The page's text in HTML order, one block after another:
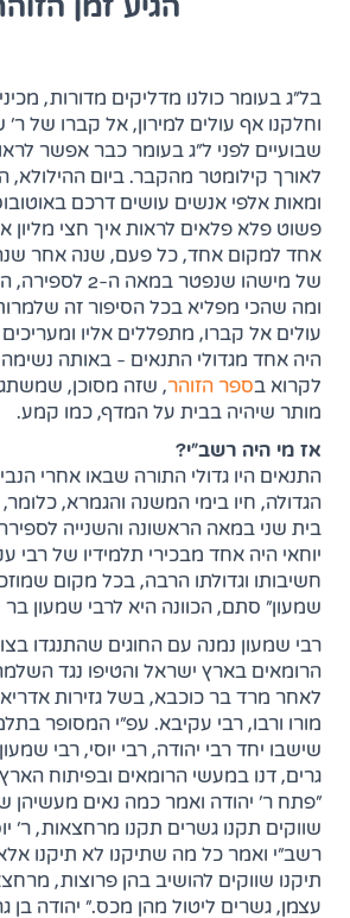
הגיע זמן
בל"ג בעומר כולנו מדליקים מדורות,
וחלקנו אף עולים למירון, אל קברו של ר'
שבועיים לפני ל"ג בעומר כבר אפשר
לאורך קילומטר מהקבר. ביום ההילולא,
ומאות אלפי אנשים עושים דרכם
פשוט פלא פלאים לראות איך חצי מליון
אחד למקום אחד, כל פעם, שנה אחר
ומה שהכי מפליא בכל הסיפור זה
עולים אל קברו, מתפללים אליו
היה אחד מגדולי התנאים - באותה
לקרוא בספר הזוהר(נפתח בלשונית
, שזה מסוכן,
מותר שיהיה בבית על המדף, כמו קמע.
אז מי היה רשב"י?
התנאים היו גדולי התורה שבאו אחרי
הגדולה, חיו בימי המשנה והגמרא, כלומר,
בית שני במאה הראשונה והשנייה
יוחאי היה אחד מבכירי תלמידיו של רבי
חשיבותו וגדולתו הרבה, בכל מקום
שמעון" סתם, הכוונה היא לרבי שמעון בר
רבי שמעון נמנה עם החוגים שהתנגדו
הרומאים בארץ ישראל והטיפו נגד
לאחר מרד בר כוכבא, בשל גזירות
מורו ורבו, רבי עקיבא. עפ"י המסופר
שישבו יחד רבי יהודה, רבי יוסי, רבי
גרים, דנו במעשי הרומאים ובפיתוח
"פתח ר' יהודה ואמר כמה נאים מעשיהן
שווקים תקנו גשרים תקנו מרחצאות, ר'
רשב"י ואמר כל מה שתיקנו לא תיקנו
תיקנו שווקים להושיב בהן פרוצות,
עצמן, גשרים ליטול מהן מכס." יהודה